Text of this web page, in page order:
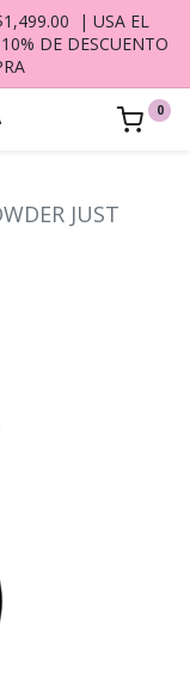
| USA EL
DE DESCUENTO
0
JUST